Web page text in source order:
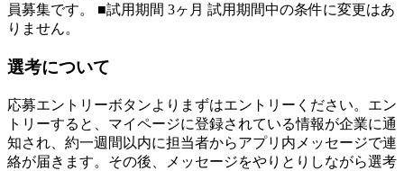
員募集です。 ■試用期間 3ヶ月 試用期間中の条件に変更はあ
りません。
選考について
応募エントリーボタンよりまずはエントリーください。エン
トリーすると、マイページに登録されている情報が企業に通
知され、約一週間以内に担当者からアプリ内メッセージで連
絡が届きます。その後、メッセージをやりとりしながら選考